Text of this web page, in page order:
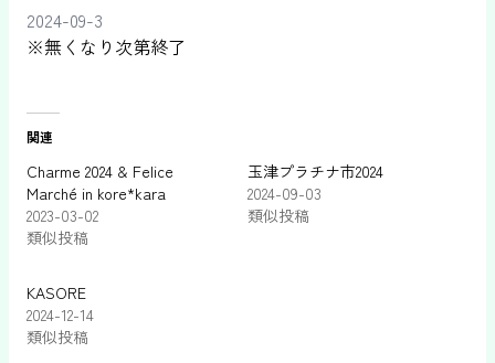
2024-09-3
※無くなり次第終了
関連
Charme 2024 & Felice
Marché in kore*kara
2023-03-02
類似投稿
玉津プラチナ市2024
2024-09-03
類似投稿
KASORE
2024-12-14
類似投稿